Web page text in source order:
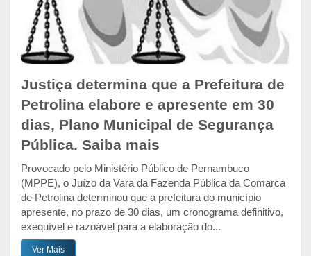
Justiça determina que a Prefeitura de
Petrolina elabore e apresente em 30
dias, Plano Municipal de Segurança
Pública. Saiba mais
Provocado pelo Ministério Público de Pernambuco
(MPPE), o Juízo da Vara da Fazenda Pública da Comarca
de Petrolina determinou que a prefeitura do município
apresente, no prazo de 30 dias, um cronograma definitivo,
exequível e razoável para a elaboração do...
Ver Mais